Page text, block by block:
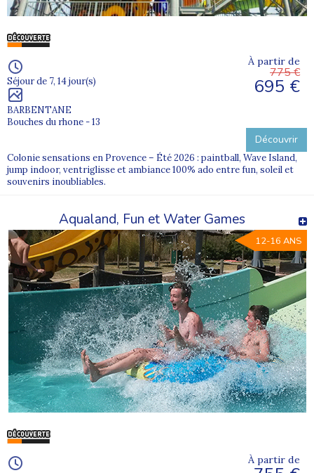
Séjour de 7, 14 jour(s)
BARBENTANE
Bouches du rhone - 13
À partir de
775 €
695 €
Découvrir
Colonie sensations en Provence – Été 2026 : paintball, Wave Island,
jump indoor, ventriglisse et ambiance 100% ado entre fun, soleil et
souvenirs inoubliables.
Aqualand, Fun et Water Games
12-16 ANS
À partir de